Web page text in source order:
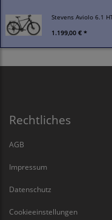
Stevens Aviolo 6.1
1.199,00 € *
Rechtliches
AGB
Impressum
Datenschutz
Cookieeinstellungen